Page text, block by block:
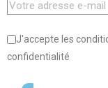
J'accepte les
confidentialité